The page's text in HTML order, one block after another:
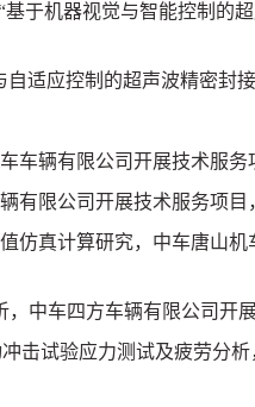
于机器视觉与智能控制的
适应控制的超声波精密封接
车辆有限公司开展技术服务
有限公司开展技术服务项目
仿真计算研究，中车唐山机
中车四方车辆有限公司开
击试验应力测试及疲劳分